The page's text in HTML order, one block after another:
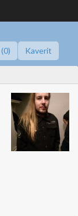
Kaverit